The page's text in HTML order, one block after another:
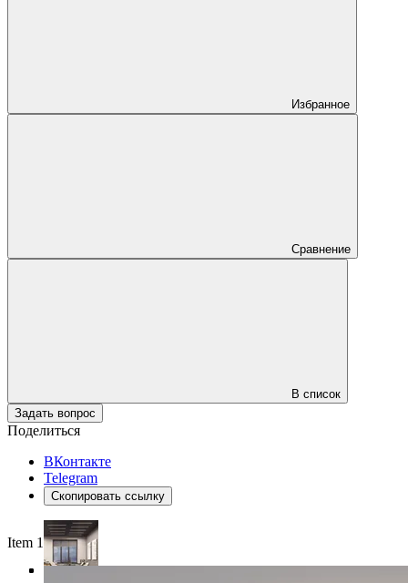
Избранное
Сравнение
В список
Задать вопрос
Поделиться
ВКонтакте
Telegram
Скопировать ссылку
Item 1 of 4